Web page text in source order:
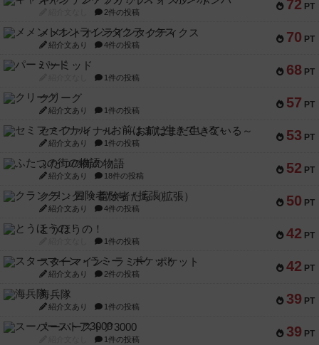
72 PT
2件の投稿
70 PT
メメントオンラインタクティクス
紹介文あり 4件の投稿
68 PT
パーミッド
1件の投稿
57 PT
クリーグ
紹介文あり 1件の投稿
53 PT
セミファイナル ～お前はまだ生きている～
紹介文あり 1件の投稿
52 PT
ふたつの街の物語
紹介文あり 18件の投稿
50 PT
クランク! ：冒険者たち（拡張）
紹介文あり 4件の投稿
42 PT
とうほうの！
1件の投稿
42 PT
スターマイン・ラミー ポケット
紹介文あり 2件の投稿
39 PT
海兵隊
紹介文あり 1件の投稿
39 PT
スーパーストア3000
1件の投稿